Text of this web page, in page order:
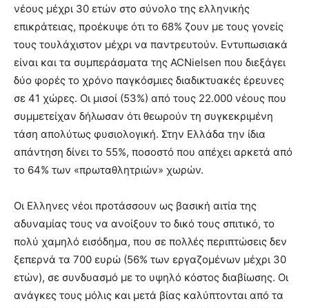
νέους μέχρι 30 ετών στο σύνολο της ελληνικής
επικράτειας, προέκυψε ότι το 68% ζουν με τους γονείς
τους τουλάχιστον μέχρι να παντρευτούν. Εντυπωσιακά
είναι και τα συμπεράσματα της ACNielsen που διεξάγει
δύο φορές το χρόνο παγκόσμιες διαδικτυακές έρευνες
σε 41 χώρες. Οι μισοί (53%) από τους 22.000 νέους που
συμμετείχαν δήλωσαν ότι θεωρούν τη συγκεκριμένη
τάση απολύτως φυσιολογική. Στην Ελλάδα την ίδια
απάντηση δίνει το 55%, ποσοστό που απέχει αρκετά από
το 64% των «πρωταθλητριών» χωρών.
Οι Ελληνες νέοι προτάσσουν ως βασική αιτία της
αδυναμίας τους να ανοίξουν το δικό τους σπιτικό, το
πολύ χαμηλό εισόδημα, που σε πολλές περιπτώσεις δεν
ξεπερνά τα 700 ευρώ (56% των εργαζομένων μέχρι 30
ετών), σε συνδυασμό με το υψηλό κόστος διαβίωσης. Οι
ανάγκες τους μόλις και μετά βίας καλύπτονται από τα